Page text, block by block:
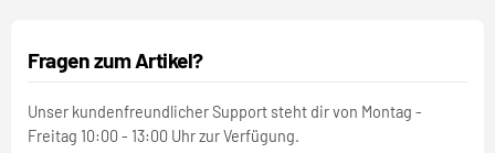
Fragen zum Artikel?
Unser kundenfreundlicher Support steht dir von Montag -
Freitag 10:00 - 13:00 Uhr zur Verfügung.